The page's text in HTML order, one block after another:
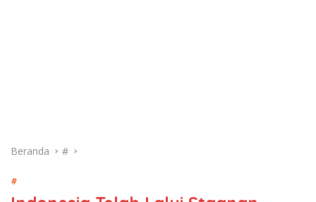
Beranda #
#